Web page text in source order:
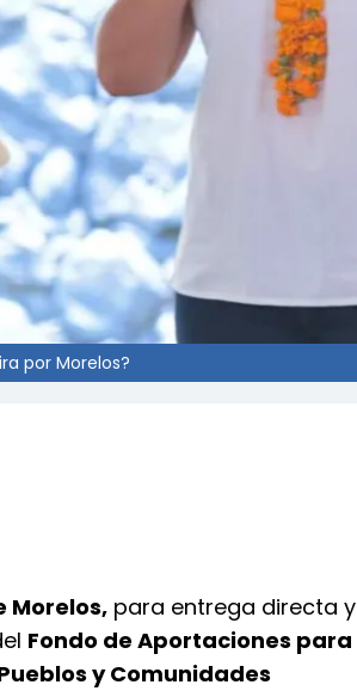
por Morelos?
Morelos, para entrega directa y
Fondo de Aportaciones para
y Comunidades